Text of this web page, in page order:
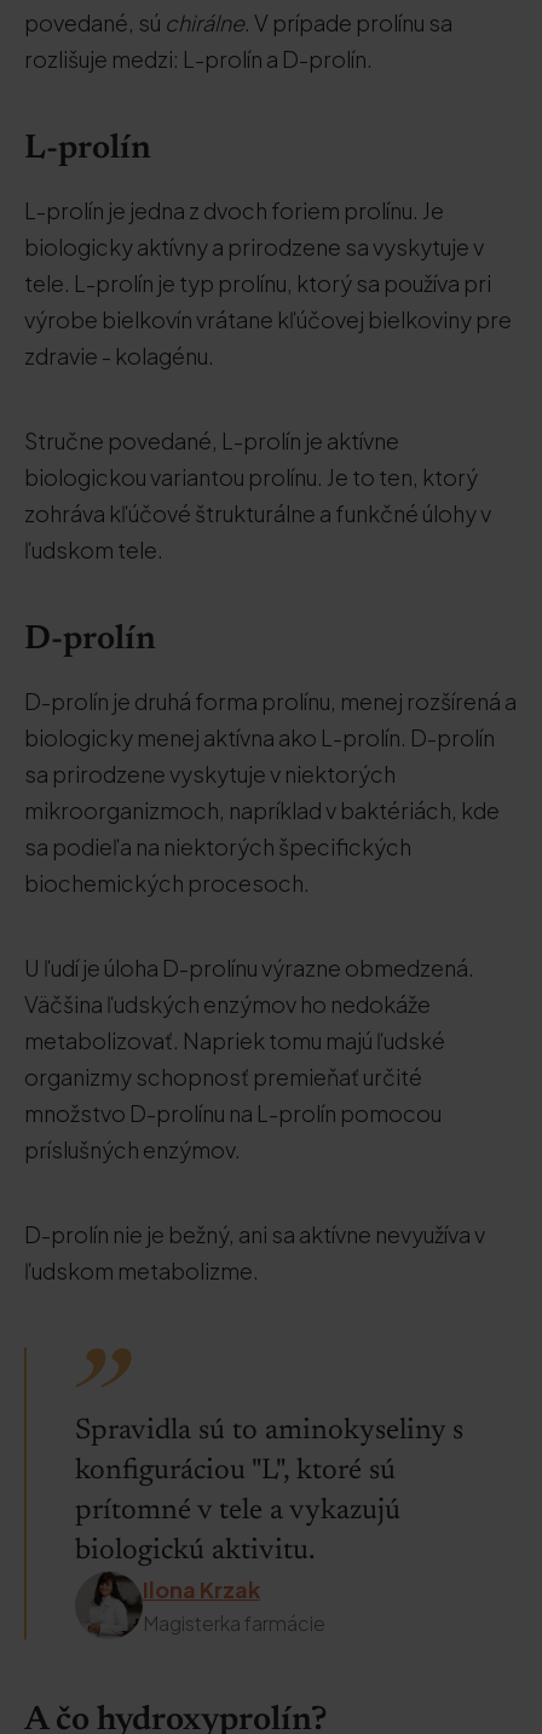
povedané, sú chirálne. V prípade prolínu sa
rozlišuje medzi: L-prolín a D-prolín.
L-prolín
L-prolín je jedna z dvoch foriem prolínu. Je
biologicky aktívny a prirodzene sa vyskytuje v
tele. L-prolín je typ prolínu, ktorý sa používa pri
výrobe bielkovín vrátane kľúčovej bielkoviny pre
zdravie - kolagénu.
Stručne povedané, L-prolín je aktívne
biologickou variantou prolínu. Je to ten, ktorý
zohráva kľúčové štrukturálne a funkčné úlohy v
ľudskom tele.
D-prolín
D-prolín je druhá forma prolínu, menej rozšírená a
biologicky menej aktívna ako L-prolín. D-prolín
sa prirodzene vyskytuje v niektorých
mikroorganizmoch, napríklad v baktériách, kde
sa podieľa na niektorých špecifických
biochemických procesoch.
U ľudí je úloha D-prolínu výrazne obmedzená.
Väčšina ľudských enzýmov ho nedokáže
metabolizovať. Napriek tomu majú ľudské
organizmy schopnosť premieňať určité
množstvo D-prolínu na L-prolín pomocou
príslušných enzýmov.
D-prolín nie je bežný, ani sa aktívne nevyužíva v
ľudskom metabolizme.
Spravidla sú to aminokyseliny s
konfiguráciou "L", ktoré sú
prítomné v tele a vykazujú
biologickú aktivitu.
Ilona Krzak
Magisterka farmácie
A čo hydroxyprolín?